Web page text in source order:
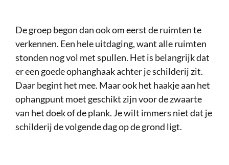
De groep begon dan ook om eerst de ruimten te
verkennen. Een hele uitdaging, want alle ruimten
stonden nog vol met spullen. Het is belangrijk dat
er een goede ophanghaak achter je schilderij zit.
Daar begint het mee. Maar ook het haakje aan het
ophangpunt moet geschikt zijn voor de zwaarte
van het doek of de plank. Je wilt immers niet dat je
schilderij de volgende dag op de grond ligt.